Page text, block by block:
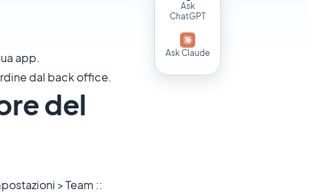
Ask
ChatGPT
Ask Claude
app.
dal back office.
del
> Team ::